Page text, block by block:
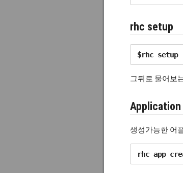
rhc setup
그뒤로 물어보
생성가능한 어